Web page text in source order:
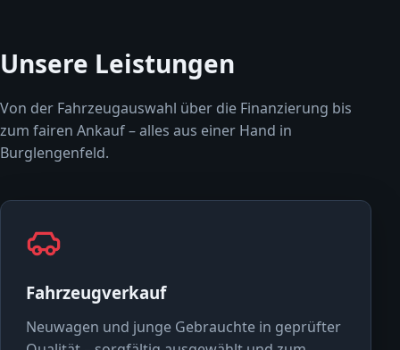
Unsere Leistungen
Von der Fahrzeugauswahl über die Finanzierung bis
zum fairen Ankauf – alles aus einer Hand in
Burglengenfeld.
Fahrzeugverkauf
Neuwagen und junge Gebrauchte in geprüfter